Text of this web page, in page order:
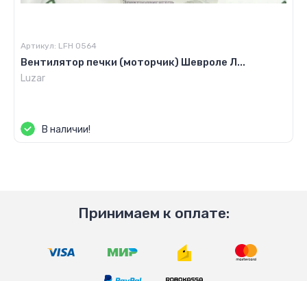
Артикул: LFH 0564
Вентилятор печки (моторчик) Шевроле Л...
Luzar
В наличии!
Принимаем к оплате: